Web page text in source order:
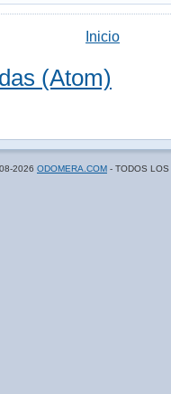
Inicio
(Atom)
2026 ODOMERA.COM - TODOS